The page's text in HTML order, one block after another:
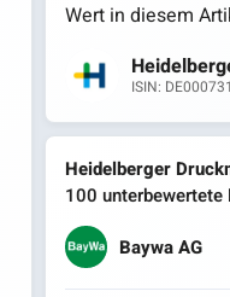
Wert in diesem
ISIN:
Heidelberger
100 unterbewertete
Baywa AG